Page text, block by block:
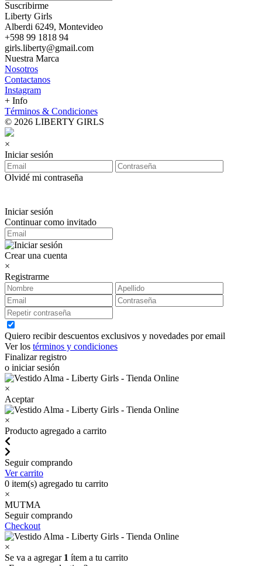
Suscribirme
Liberty Girls
Alberdi 6249, Montevideo
+598 99 1818 94
girls.liberty@gmail.com
Nuestra Marca
Nosotros
Contactanos
Instagram
+ Info
Términos & Condiciones
© 2026 LIBERTY GIRLS
×
Iniciar sesión
Olvidé mi contraseña
Iniciar sesión
Continuar como invitado
Crear una cuenta
×
Registrarme
Quiero recibir descuentos exclusivos y novedades por email
Ver los términos y condiciones
Finalizar registro
o iniciar sesión
×
Aceptar
×
Producto agregado a carrito
Seguir comprando
Ver carrito
0 item(s) agregado tu carrito
×
MUTMA
Seguir comprando
Checkout
×
Se va a agregar 1 ítem a tu carrito